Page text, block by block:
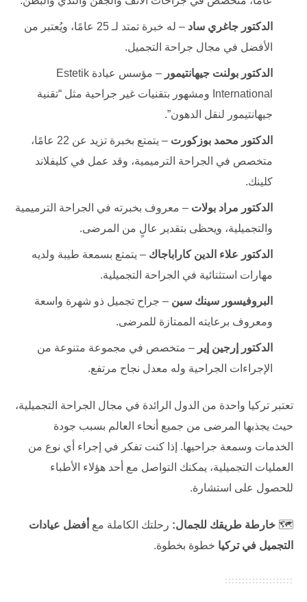
الدكتور جاغري ساد
– له خبرة تمتد لـ 25 عامًا، ويُعتبر من
الأفضل في مجال جراحة التجميل.
الدكتور بولنت جيهانتيمور
– مؤسس عيادة Estetik
International ومشهور بتقنيات غير جراحية مثل “تقنية
جيهانتيمور لنقل الدهون”.
الدكتور محمد بوزكورت
– يتمتع بخبرة تزيد عن 22 عامًا،
متخصص في الجراحة الترميمية، وقد عمل في كليفلاند
كلينك.
الدكتور مراد بولات – معروف بخبرته في الجراحة الترميمية
والتجميلية، ويحظى بتقدير عالٍ من المرضى.
الدكتور علاء الدين كاراباجاك – يتمتع بسمعة طيبة ولديه
مهارات استثنائية في الجراحة التجميلية.
البروفيسور سينك سين – جراح تجميل ذو شهرة واسعة
ومعروف برعايته الممتازة للمرضى.
الدكتور إرجين إير – متخصص في مجموعة متنوعة من
الإجراءات الجراحية وله معدل نجاح مرتفع.
تعتبر تركيا واحدة من الدول الرائدة في مجال الجراحة التجميلية،
حيث يجذبها المرضى من جميع أنحاء العالم بسبب جودة
الخدمات وسمعة جراحيها. إذا كنت تفكر في إجراء أي نوع من
العمليات التجميلية، يمكنك التواصل مع أحد هؤلاء الأطباء
للحصول على استشارة.
🗺️ خارطة طريقك للجمال: رحلتك الكاملة مع أفضل عيادات
التجميل في تركيا خطوة بخطوة.